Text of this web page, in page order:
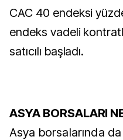
CAC 40 endeksi
endeks vadeli
satıcılı başladı.
ASYA BORSALARI
Asya borsalarında